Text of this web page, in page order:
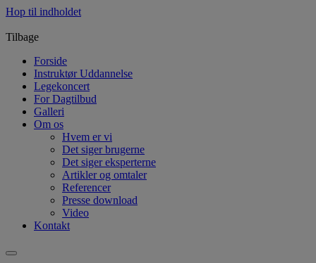
Hop til indholdet
Tilbage
Forside
Instruktør Uddannelse
Legekoncert
For Dagtilbud
Galleri
Om os
Hvem er vi
Det siger brugerne
Det siger eksperterne
Artikler og omtaler
Referencer
Presse download
Video
Kontakt